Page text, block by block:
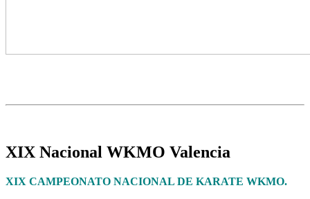
XIX Nacional WKMO Valencia
XIX CAMPEONATO NACIONAL DE KARATE WKMO.